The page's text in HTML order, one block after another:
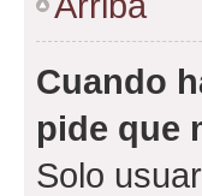
Cuando
pide que
Solo